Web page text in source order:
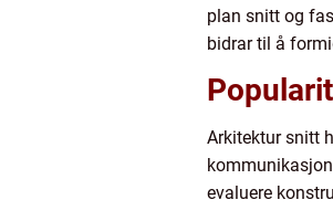
plan snitt og
bidrar til å
Arkitektur snitt
evaluere